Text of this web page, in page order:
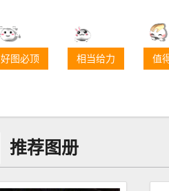
好图必顶 相当给力 值
推荐图册